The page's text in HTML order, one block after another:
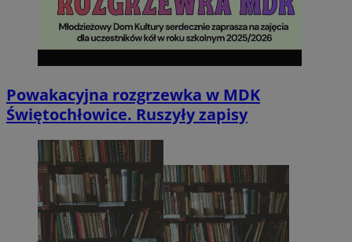
Powakacyjna rozgrzewka w MDK
Świętochłowice. Ruszyły zapisy